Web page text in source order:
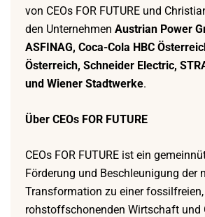
von CEOs FOR FUTURE und
den Unternehmen Austrian Power
ASFINAG, Coca-Cola HBC
Österreich, Schneider Electric,
und Wiener Stadtwerke.
Über CEOs FOR FUTURE
CEOs FOR FUTURE ist ein
Förderung und Beschleunigung der
Transformation zu einer
rohstoffschonenden Wirtschaft und